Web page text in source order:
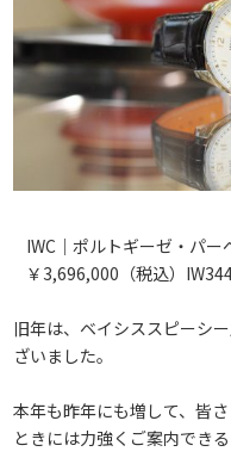
IWC｜ポルトギーゼ・パ
￥3,696,000（税込）
旧年は、ベイシススピーシ
ざいました。
本年も昨年にも増して、皆
ときには力強くご案内でき